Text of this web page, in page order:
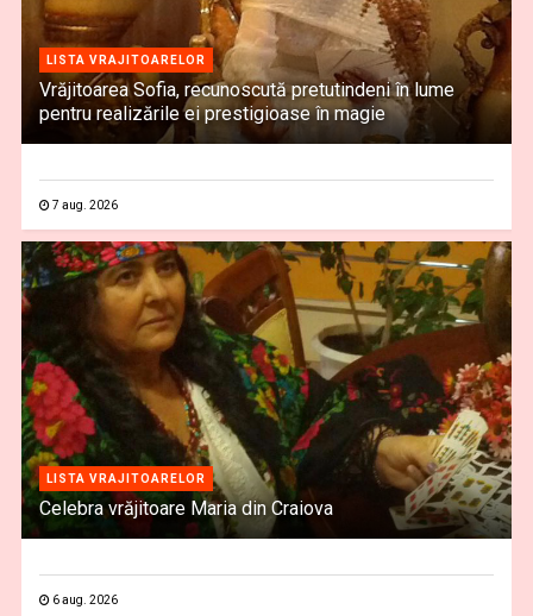
LISTA VRAJITOARELOR
Vrăjitoarea Sofia, recunoscută pretutindeni în lume
pentru realizările ei prestigioase în magie
7 aug. 2026
LISTA VRAJITOARELOR
Celebra vrăjitoare Maria din Craiova
6 aug. 2026